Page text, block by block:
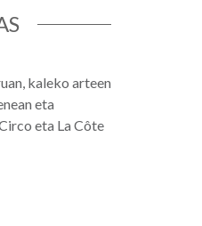
kaleko arteen
eta
eta La Côte